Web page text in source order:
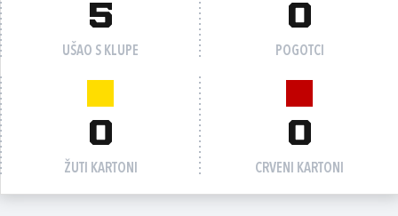
5
UŠAO S KLUPE
0
POGOTCI
0
ŽUTI KARTONI
0
CRVENI KARTONI